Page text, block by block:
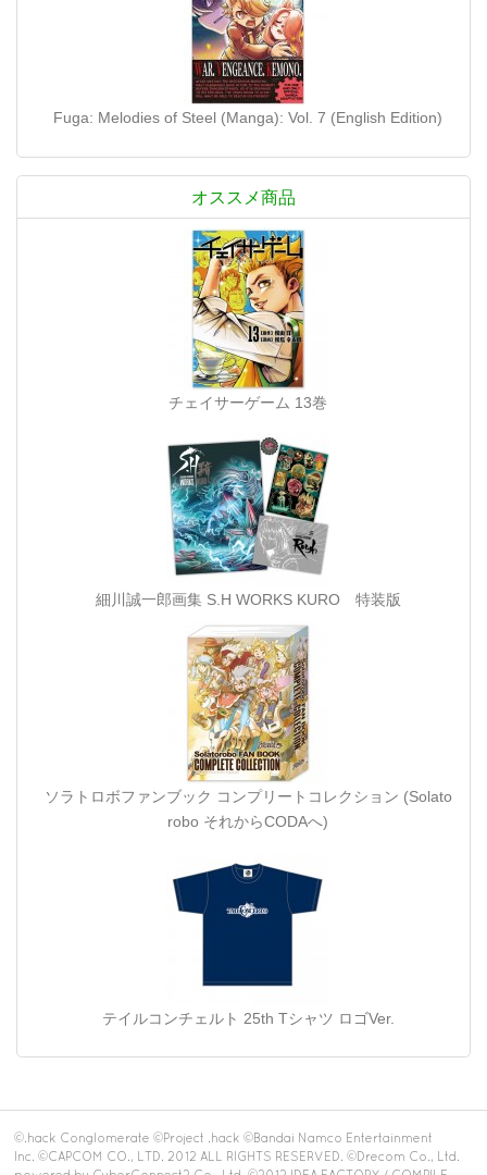
Fuga: Melodies of Steel (Manga): Vol. 7 (English Edition)
オススメ商品
チェイサーゲーム 13巻
細川誠一郎画集 S.H WORKS KURO 特装版
ソラトロボファンブック コンプリートコレクション (Solato
robo それからCODAへ)
テイルコンチェルト 25th Tシャツ ロゴVer.
©.hack Conglomerate ©Project .hack ©Bandai Namco Entertainment
Inc. ©CAPCOM CO., LTD. 2012 ALL RIGHTS RESERVED. ©Drecom Co., Ltd.